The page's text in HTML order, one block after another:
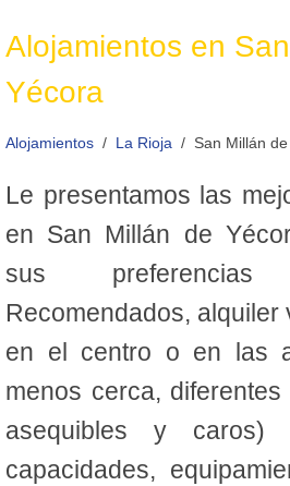
Alojamientos en
Yécora
Alojamientos La Rioja San Millán
Le presentamos las
en San Millán de
sus
Recomendados, alquiler
en el centro o en las
menos cerca,
asequibles y
capacidades,